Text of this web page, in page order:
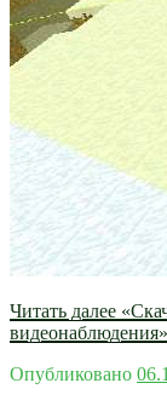
Читать далее
видеонаблюдения»
Опубликовано